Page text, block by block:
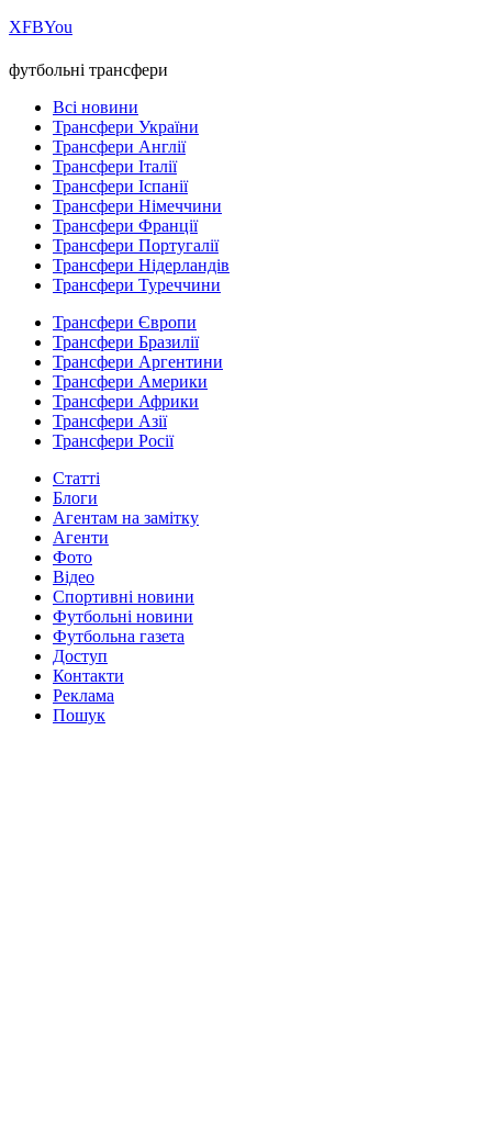
ХFBYou
футбольні трансфери
Всі новини
Трансфери України
Трансфери Англії
Трансфери Італії
Трансфери Іспанії
Трансфери Німеччини
Трансфери Франції
Трансфери Португалії
Трансфери Нідерландів
Трансфери Туреччини
Трансфери Європи
Трансфери Бразилії
Трансфери Аргентини
Трансфери Америки
Трансфери Африки
Трансфери Азії
Трансфери Росії
Статті
Блоги
Агентам на замітку
Агенти
Фото
Відео
Спортивні новини
Футбольні новини
Футбольна газета
Доступ
Контакти
Реклама
Пошук